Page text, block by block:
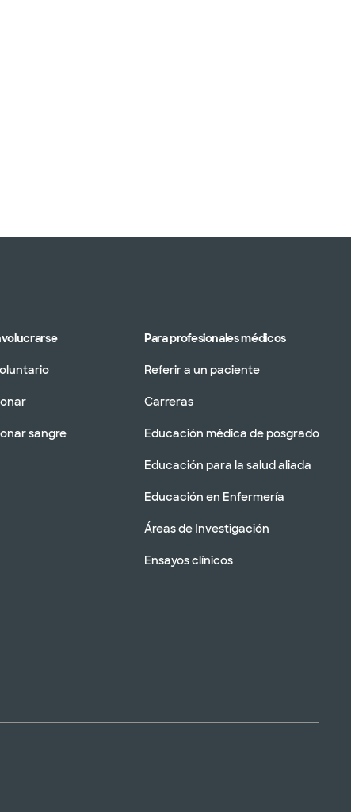
sangre
Para profesionales médicos
Referir a un paciente
Carreras
Educación médica de posgrado
Educación para la salud aliada
Educación en Enfermería
Áreas de Investigación
Ensayos clínicos